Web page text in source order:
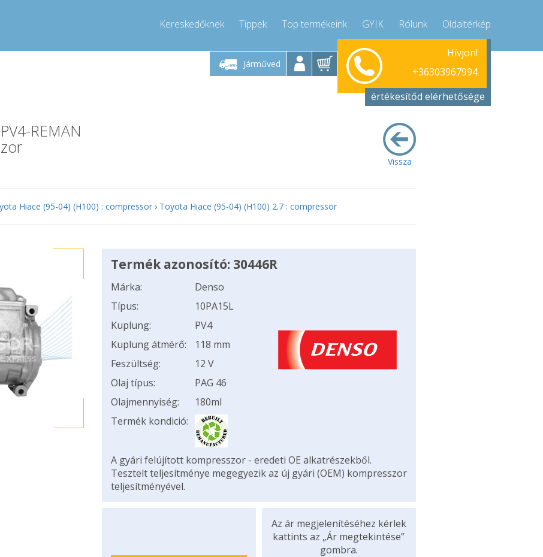
Kereskedőknek Tippek Top termékeink GYIK Rólunk Oldaltérkép
Járműved
Hívjon!
Hétfő-Péntek 9-17
info@compressor-express.hu
Hívjon!
+36303967994
Hétfő-Péntek 9-17
+36303967994
info@compressor-express.hu
értékesítőd elérhetősége
Vissza
REMAN
Hiace (95-04) (H100) : compressor › Toyota Hiace (95-04) (H100) 2.7 : compressor
Termék azonosító: 30446R
Márka:
Denso
Típus:
10PA15L
Kuplung:
PV4
Kuplung átmérő:
118 mm
Feszültség:
12 V
Olaj típus:
PAG 46
Olajmennyiség:
180ml
Termék kondició:
A gyári felújított kompresszor - eredeti OE alkatrészekből.
Tesztelt teljesítménye megegyezik az új gyári (OEM) kompresszor
teljesítményével.
Az ár megjelenítéséhez kérlek
kattints az „Ár megtekintése”
gombra.